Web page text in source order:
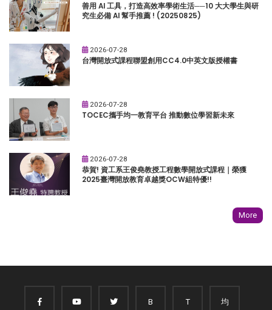
善用 AI 工具，打造高效率學術生活──10 大大學生與研
究生必備 AI 幫手推薦 ! (20250825)
2026-07-28
台灣開放式課程聯盟創用CC4.0中英文版授權書
2026-07-28
TOCEC攜手均一教育平台 推動數位學習新未來
2026-07-28
恭賀! 資工系王俊堯教授工程數學開放式課程｜榮獲
2025臺灣開放教育卓越獎OCW組特優!!
More
B T 均